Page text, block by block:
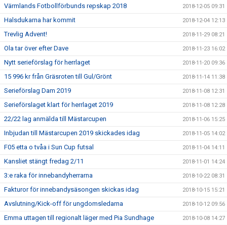
Värmlands Fotbollförbunds repskap 2018 2018-12-05 09:31
Halsdukarna har kommit 2018-12-04 12:13
Trevlig Advent! 2018-11-29 08:21
Ola tar över efter Dave 2018-11-23 16:02
Nytt serieförslag för herrlaget 2018-11-20 09:36
15 996 kr från Gräsroten till Gul/Grönt 2018-11-14 11:38
Serieförslag Dam 2019 2018-11-08 12:31
Serieförslaget klart för herrlaget 2019 2018-11-08 12:28
22/22 lag anmälda till Mästarcupen 2018-11-06 15:25
Inbjudan till Mästarcupen 2019 skickades idag 2018-11-05 14:02
F05 etta o tvåa i Sun Cup futsal 2018-11-04 14:11
Kansliet stängt fredag 2/11 2018-11-01 14:24
3:e raka för innebandyherrarna 2018-10-22 08:31
Fakturor för innebandysäsongen skickas idag 2018-10-15 15:21
Avslutning/Kick-off för ungdomsledarna 2018-10-12 09:56
Emma uttagen till regionalt läger med Pia Sundhage 2018-10-08 14:27